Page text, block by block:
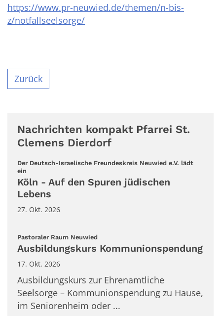
https://www.pr-neuwied.de/themen/n-bis-
z/notfallseelsorge/
Zurück
Nachrichten kompakt Pfarrei St.
Clemens Dierdorf
Der Deutsch-Israelische Freundeskreis Neuwied e.V. lädt
ein
Köln - Auf den Spuren jüdischen
Lebens
27. Okt. 2026
Pastoraler Raum Neuwied:
Ausbildungskurs Kommunionspendung
17. Okt. 2026
Ausbildungskurs zur Ehrenamtliche
Seelsorge – Kommunionspendung zu Hause,
im Seniorenheim oder ...